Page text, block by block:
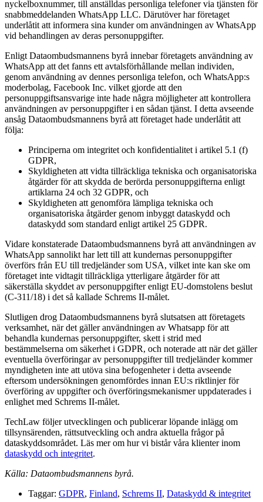
nyckelboxnummer, till anställdas personliga telefoner via tjänsten för
snabbmeddelanden WhatsApp LLC. Därutöver har företaget
underlåtit att informera sina kunder om användningen av WhatsApp
vid behandlingen av deras personuppgifter.
Enligt Dataombudsmannens byrå innebar företagets användning av
WhatsApp att det fanns ett avtalsförhållande mellan individen,
genom användning av dennes personliga telefon, och WhatsApp:s
moderbolag, Facebook Inc. vilket gjorde att den
personuppgiftsansvarige inte hade några möjligheter att kontrollera
användningen av personuppgifter i en sådan tjänst. I detta avseende
ansåg Dataombudsmannens byrå att företaget hade underlåtit att
följa:
Principerna om integritet och konfidentialitet i artikel 5.1 (f)
GDPR,
Skyldigheten att vidta tillräckliga tekniska och organisatoriska
åtgärder för att skydda de berörda personuppgifterna enligt
artiklarna 24 och 32 GDPR, och
Skyldigheten att genomföra lämpliga tekniska och
organisatoriska åtgärder genom inbyggt dataskydd och
dataskydd som standard enligt artikel 25 GDPR.
Vidare konstaterade Dataombudsmannens byrå att användningen av
WhatsApp sannolikt har lett till att kundernas personuppgifter
överförs från EU till tredjeländer som USA, vilket inte kan ske om
företaget inte vidtagit tillräckliga ytterligare åtgärder för att
säkerställa skyddet av personuppgifter enligt EU-domstolens beslut
(C-311/18) i det så kallade Schrems II-målet.
Slutligen drog Dataombudsmannens byrå slutsatsen att företagets
verksamhet, när det gäller användningen av Whatsapp för att
behandla kundernas personuppgifter, skett i strid med
bestämmelserna om säkerhet i GDPR, och noterade att när det gäller
eventuella överföringar av personuppgifter till tredjeländer kommer
myndigheten inte att utöva sina befogenheter i detta avseende
eftersom undersökningen genomfördes innan EU:s riktlinjer för
överföring av uppgifter och överföringsmekanismer uppdaterades i
enlighet med Schrems II-målet.
TechLaw följer utvecklingen och publicerar löpande inlägg om
tillsynsärenden, rättsutveckling och andra aktuella frågor på
dataskyddsområdet. Läs mer om hur vi bistår våra klienter inom
dataskydd och integritet.
Källa: Dataombudsmannens byrå.
Taggar: GDPR, Finland, Schrems II, Dataskydd & integritet